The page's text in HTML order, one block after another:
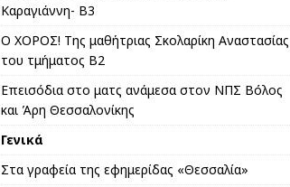
Καραγιάννη- Β3
Ο ΧΟΡΟΣ! Της μαθήτριας Σκολαρίκη Αναστασίας
του τμήματος Β2
Επεισόδια στο ματς ανάμεσα στον ΝΠΣ Βόλος
και Άρη Θεσσαλονίκης
Γενικά
Στα γραφεία της εφημερίδας «Θεσσαλία»